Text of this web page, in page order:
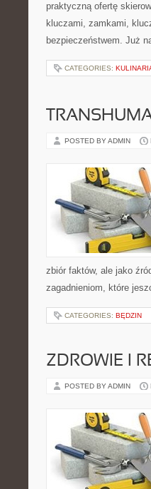
praktyczną ofertę
kluczami, zamkami,
bezpieczeństwem. Już
CATEGORIES:
POSTED BY ADMIN
zbiór faktów, ale jako
zagadnieniom, które
CATEGORIES: BĘDZIN
ZDROWIE I
POSTED BY ADMIN